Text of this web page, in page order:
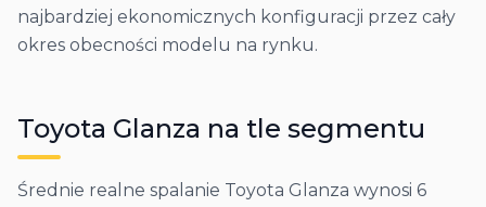
najbardziej ekonomicznych konfiguracji przez cały
okres obecności modelu na rynku.
Toyota Glanza na tle segmentu
Średnie realne spalanie Toyota Glanza wynosi 6